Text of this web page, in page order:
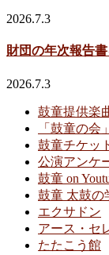
2026.7.3
財団の年次報告書
2026.7.3
鼓童提供楽
「鼓童の会
鼓童チケッ
公演アンケ
鼓童 on
鼓童 太鼓の
エクサドン
アース・セ
たたこう館